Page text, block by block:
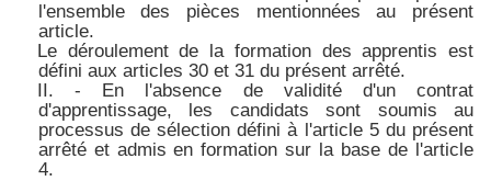
l'ensemble des pièces mentionnées au présent
article.
Le déroulement de la formation des apprentis est
défini aux articles 30 et 31 du présent arrêté.
II. - En l'absence de validité d'un contrat
d'apprentissage, les candidats sont soumis au
processus de sélection défini à l'article 5 du présent
arrêté et admis en formation sur la base de l'article
4.